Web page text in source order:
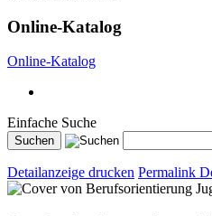
Online-Katalog
Online-Katalog
Einfache Suche
Detailanzeige drucken Permalink